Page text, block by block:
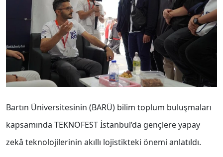
Bartın Üniversitesinin (BARÜ) bilim toplum buluşmaları
kapsamında TEKNOFEST İstanbul’da gençlere yapay
zekâ teknolojilerinin akıllı lojistikteki önemi anlatıldı.